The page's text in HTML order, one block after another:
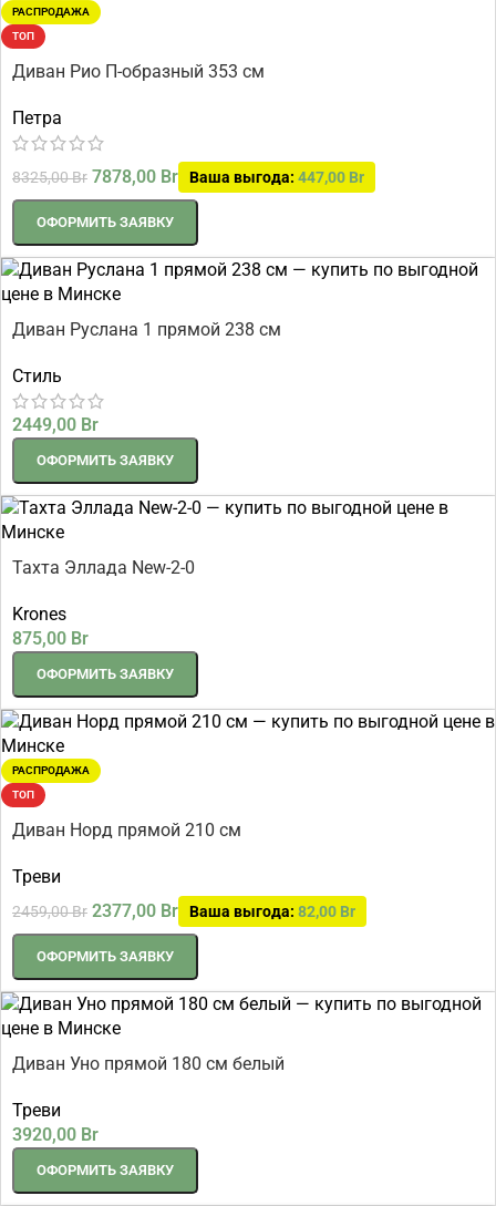
РАСПРОДАЖА
ТОП
Диван Рио П-образный 353 см
Петра
8325,00Br 7878,00 Br Ваша выгода: 447,00 Br
ОФОРМИТЬ ЗАЯВКУ
Диван Руслана 1 прямой 238 см
Стиль
2449,00 Br
ОФОРМИТЬ ЗАЯВКУ
Тахта Эллада New-2-0
Krones
875,00 Br
ОФОРМИТЬ ЗАЯВКУ
РАСПРОДАЖА
ТОП
Диван Норд прямой 210 см
Треви
2459,00Br 2377,00 Br Ваша выгода: 82,00 Br
ОФОРМИТЬ ЗАЯВКУ
Диван Уно прямой 180 см белый
Треви
3920,00 Br
ОФОРМИТЬ ЗАЯВКУ